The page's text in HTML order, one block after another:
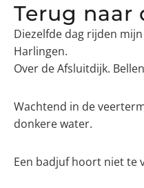
Terug naar
Diezelfde dag rijden
Harlingen.
Over de Afsluitdijk.
Wachtend in de
donkere water.
Een badjuf hoort niet te